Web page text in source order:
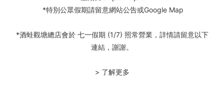
*特別公眾假期請留意網站公告或Google Map
*酒蛙觀塘總店會於 七一假期 (1/7) 照常營業，詳情請留意以下
連結，謝謝。
> 了解更多